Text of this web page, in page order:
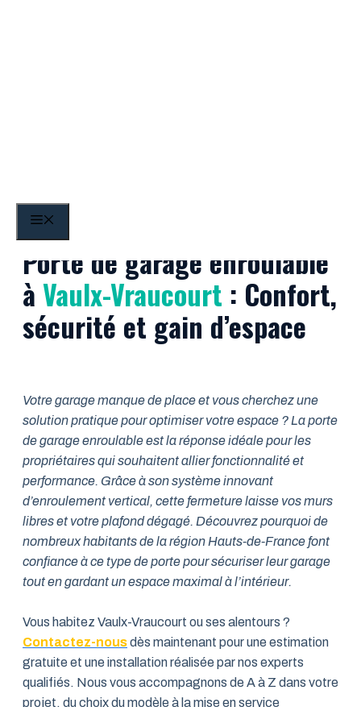
Porte de garage enroulable
àVaulx-Vraucourt : Confort,
sécurité et gain d’espace
Votre garage manque de place et vous cherchez une
solution pratique pour optimiser votre espace ? La porte
de garage enroulable est la réponse idéale pour les
propriétaires qui souhaitent allier fonctionnalité et
performance. Grâce à son système innovant
d’enroulement vertical, cette fermeture laisse vos murs
libres et votre plafond dégagé. Découvrez pourquoi de
nombreux habitants de la région Hauts-de-France font
confiance à ce type de porte pour sécuriser leur garage
tout en gardant un espace maximal à l’intérieur.
Vous habitez Vaulx-Vraucourt ou ses alentours ?
Contactez-nousdès maintenant pour une estimation
gratuite et une installation réalisée par nos experts
qualifiés. Nous vous accompagnons de A à Z dans votre
projet, du choix du modèle à la mise en service